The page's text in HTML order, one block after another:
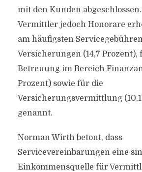
mit den Kunden
Vermittler jedoch Honorare
am häufigsten
Versicherungen (14,7 Prozent),
Betreuung im Bereich
Prozent) sowie für die
Versicherungsvermittlung
genannt.
Norman Wirth betont, dass
Servicevereinbarungen eine
Einkommensquelle für